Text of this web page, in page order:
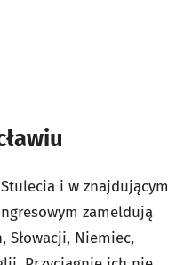
i w znajdującym
zameldują
Słowacji, Niemiec,